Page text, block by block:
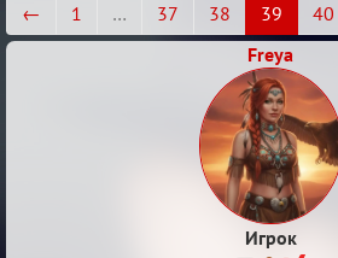
← 1 … 37 38 39 40
Freya
Игрок